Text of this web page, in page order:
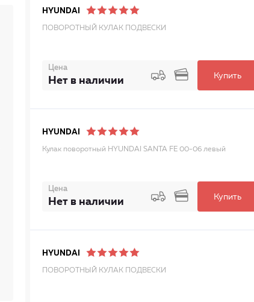
HYUNDAI
ПОВОРОТНЫЙ КУЛАК ПОДВЕСКИ
Цена
Нет в наличии Купить
HYUNDAI
Кулак поворотный HYUNDAI SANTA FE 00-06 левый
Цена
Нет в наличии Купить
HYUNDAI
ПОВОРОТНЫЙ КУЛАК ПОДВЕСКИ